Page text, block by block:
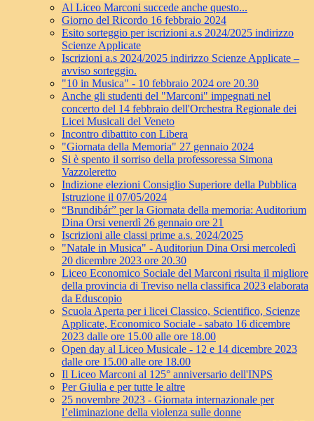
Al Liceo Marconi succede anche questo...
Giorno del Ricordo 16 febbraio 2024
Esito sorteggio per iscrizioni a.s 2024/2025 indirizzo
Scienze Applicate
Iscrizioni a.s 2024/2025 indirizzo Scienze Applicate –
avviso sorteggio.
"10 in Musica" - 10 febbraio 2024 ore 20.30
Anche gli studenti del "Marconi" impegnati nel
concerto del 14 febbraio dell'Orchestra Regionale dei
Licei Musicali del Veneto
Incontro dibattito con Libera
"Giornata della Memoria" 27 gennaio 2024
Si è spento il sorriso della professoressa Simona
Vazzoleretto
Indizione elezioni Consiglio Superiore della Pubblica
Istruzione il 07/05/2024
“Brundibár” per la Giornata della memoria: Auditorium
Dina Orsi venerdì 26 gennaio ore 21
Iscrizioni alle classi prime a.s. 2024/2025
"Natale in Musica" - Auditoriun Dina Orsi mercoledì
20 dicembre 2023 ore 20.30
Liceo Economico Sociale del Marconi risulta il migliore
della provincia di Treviso nella classifica 2023 elaborata
da Eduscopio
Scuola Aperta per i licei Classico, Scientifico, Scienze
Applicate, Economico Sociale - sabato 16 dicembre
2023 dalle ore 15.00 alle ore 18.00
Open day al Liceo Musicale - 12 e 14 dicembre 2023
dalle ore 15.00 alle ore 18.00
Il Liceo Marconi al 125° anniversario dell'INPS
Per Giulia e per tutte le altre
25 novembre 2023 - Giornata internazionale per
l’eliminazione della violenza sulle donne